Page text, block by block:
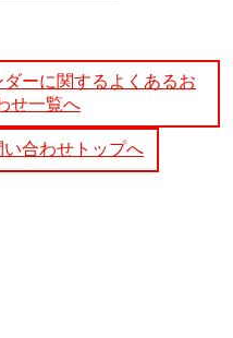
ーに関するよくあるお
せ一覧へ
合わせトップへ